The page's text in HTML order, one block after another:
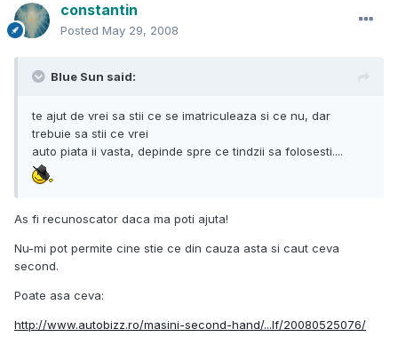
constantin
Posted May 29, 2008
Blue Sun said:
te ajut de vrei sa stii ce se imatriculeaza si ce nu, dar
trebuie sa stii ce vrei
auto piata ii vasta, depinde spre ce tindzii sa folosesti....
As fi recunoscator daca ma poti ajuta!
Nu-mi pot permite cine stie ce din cauza asta si caut ceva
second.
Poate asa ceva:
http://www.autobizz.ro/masini-second-hand/...lf/20080525076/